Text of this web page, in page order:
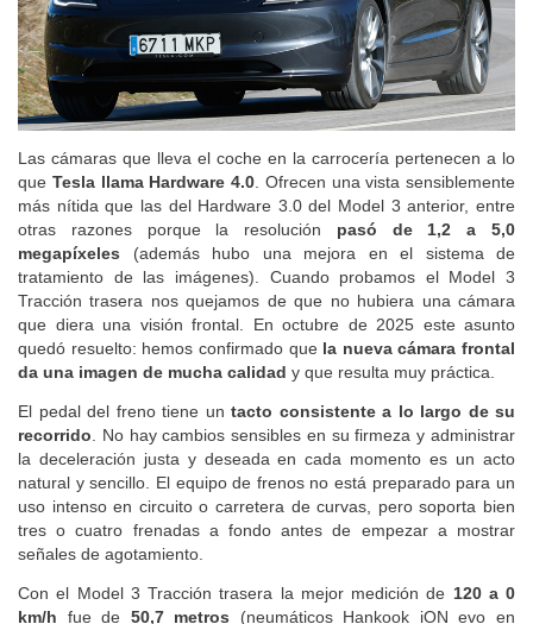
Las cámaras que lleva el coche en la carrocería pertenecen a lo
que Tesla llama Hardware 4.0. Ofrecen una vista sensiblemente
más nítida que las del Hardware 3.0 del Model 3 anterior, entre
otras razones porque la resoluciónpasó de 1,2 a 5,0
megapíxeles(además hubo una mejora en el sistema de
tratamiento de las imágenes). Cuando probamos el Model 3
Tracción trasera nos quejamos de que no hubiera una cámara
que diera una visión frontal. En octubre de 2025 este asunto
quedó resuelto: hemos confirmado quela nueva cámara frontal
El pedal del freno tiene un tacto consistente a lo largo de su
recorrido. No hay cambios sensibles en su firmeza y administrar
la deceleración justa y deseada en cada momento es un acto
natural y sencillo. El equipo de frenos no está preparado para un
uso intenso en circuito o carretera de curvas, pero soporta bien
tres o cuatro frenadas a fondo antes de empezar a mostrar
Con el Model 3 Tracción trasera la mejor medición de 120 a 0